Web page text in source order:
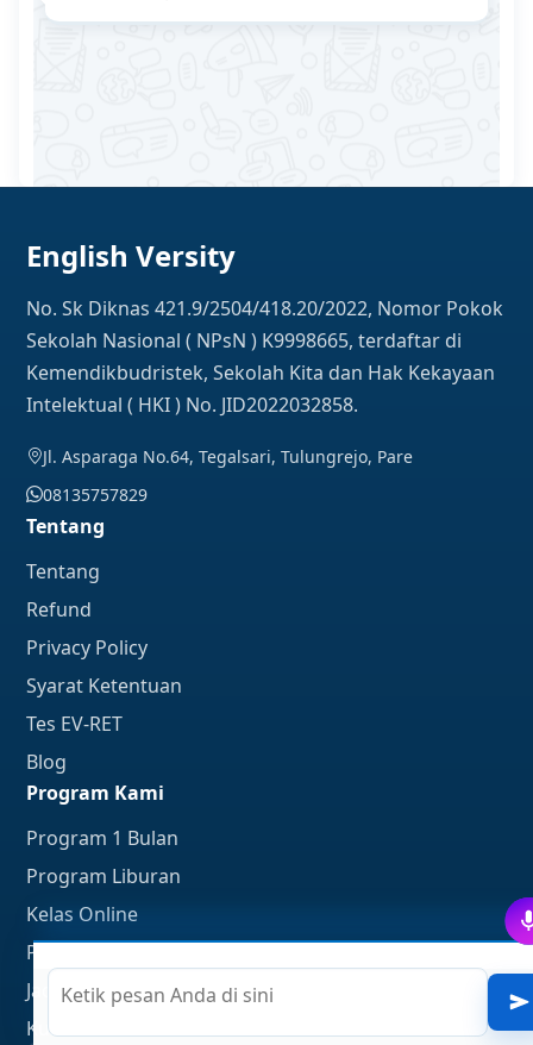
English Versity
No. Sk Diknas 421.9/2504/418.20/2022, Nomor Pokok
Sekolah Nasional ( NPsN ) K9998665, terdaftar di
Kemendikbudristek, Sekolah Kita dan Hak Kekayaan
Intelektual ( HKI ) No. JID2022032858.
Jl. Asparaga No.64, Tegalsari, Tulungrejo, Pare
08135757829
Tentang
Tentang
Refund
Privacy Policy
Syarat Ketentuan
Tes EV-RET
Blog
Program Kami
Program 1 Bulan
Program Liburan
Kelas Online
Program TOEFL & IELTS
Jadwal TOEFL ITP
Kursus TOEFL Online